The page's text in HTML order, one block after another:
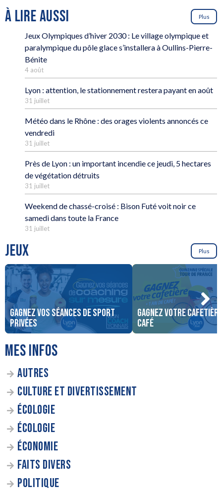
À LIRE AUSSI Plus
Jeux Olympiques d’hiver 2030 : Le village olympique et
paralympique du pôle glace s’installera à Oullins-Pierre-
Bénite
4 août
Lyon : attention, le stationnement restera payant en août
31 juillet
Météo dans le Rhône : des orages violents annoncés ce
vendredi
31 juillet
Près de Lyon : un important incendie ce jeudi, 5 hectares
de végétation détruits
31 juillet
Weekend de chassé-croisé : Bison Futé voit noir ce
samedi dans toute la France
31 juillet
JEUX Plus
Gagnez vos séances de sport
privées
Gagnez votre cafetière
café
MES INFOS
AUTRES
CULTURE ET DIVERTISSEMENT
ÉCOLOGIE
ÉCOLOGIE
ÉCONOMIE
FAITS DIVERS
POLITIQUE